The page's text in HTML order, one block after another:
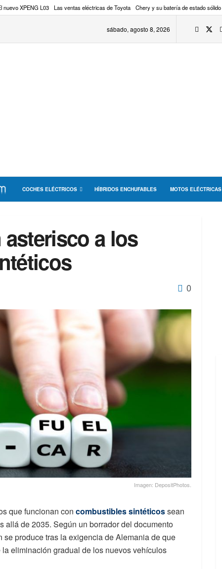
nuevo XPENG L03 Las ventas eléctricas de Toyota Chery y su batería de estado sólido
sábado, agosto 8, 2026
COCHES ELÉCTRICOS HÍBRIDOS ENCHUFABLES MOTOS ELÉCTRICAS
a los
0
Imagen: DepositPhotos.
que funcionan con combustibles sintéticossean
allá de 2035. Según un borrador del documento
produce tras la exigencia de Alemania de que
eliminación gradual de los nuevos vehículos